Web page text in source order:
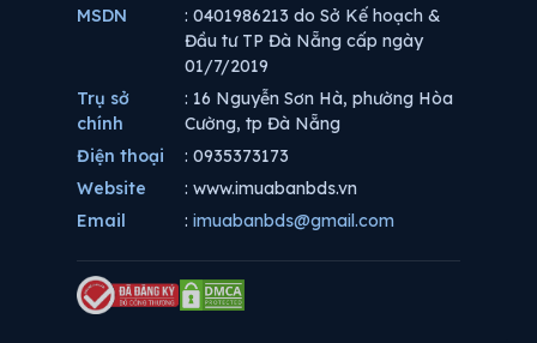
MSDN
: 0401986213 do Sở Kế hoạch &
Đầu tư TP Đà Nẵng cấp ngày
01/7/2019
Trụ sở
chính
: 16 Nguyễn Sơn Hà, phường Hòa
Cường, tp Đà Nẵng
Điện thoại
: 0935373173
Website
: www.imuabanbds.vn
Email
: imuabanbds@gmail.com